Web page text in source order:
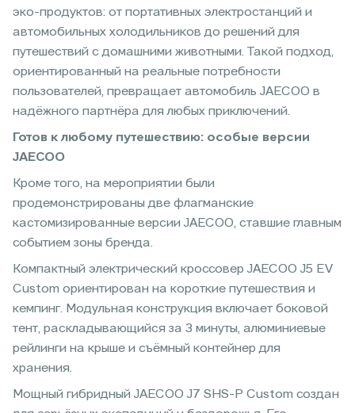
эко-продуктов: от портативных электростанций и
автомобильных холодильников до решений для
путешествий с домашними животными. Такой подход,
ориентированный на реальные потребности
пользователей, превращает автомобиль JAECOO в
надёжного партнёра для любых приключений.
Готов к любому путешествию: особые версии
JAECOO
Кроме того, на мероприятии были
продемонстрированы две флагманские
кастомизированные версии JAECOO, ставшие главным
событием зоны бренда.
Компактный электрический кроссовер JAECOO J5 EV
Custom ориентирован на короткие путешествия и
кемпинг. Модульная конструкция включает боковой
тент, раскладывающийся за 3 минуты, алюминиевые
рейлинги на крыше и съёмный контейнер для
хранения.
Мощный гибридный JAECOO J7 SHS-P Custom создан